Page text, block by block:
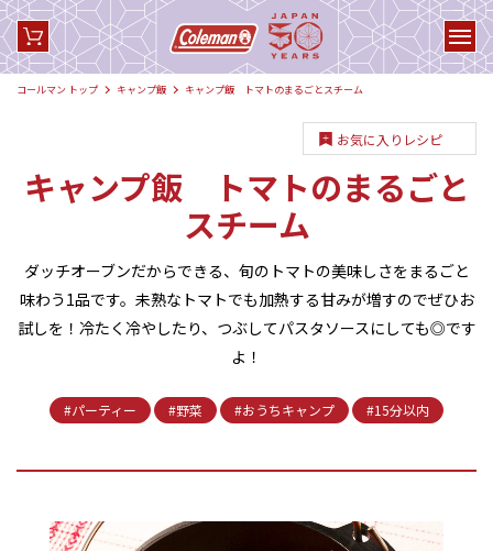
コールマン トップ キャンプ飯 キャンプ飯 トマトのまるごとスチーム
お気に入りレシピ
キャンプ飯 トマトのまるごと
スチーム
ダッチオーブンだからできる、旬のトマトの美味しさをまるごと
味わう1品です。未熟なトマトでも加熱する甘みが増すのでぜひお
試しを！冷たく冷やしたり、つぶしてパスタソースにしても◎です
よ！
#パーティー #野菜 #おうちキャンプ #15分以内